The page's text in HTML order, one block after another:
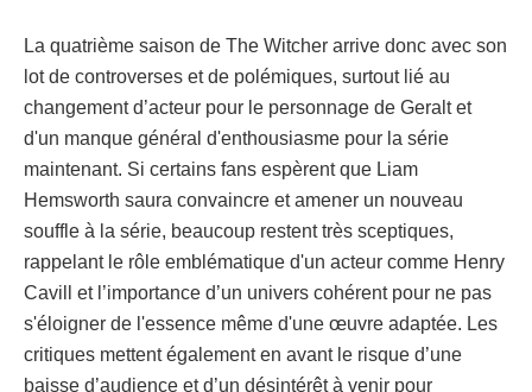
La quatrième saison de The Witcher arrive donc avec son
lot de controverses et de polémiques, surtout lié au
changement d’acteur pour le personnage de Geralt et
d'un manque général d'enthousiasme pour la série
maintenant. Si certains fans espèrent que Liam
Hemsworth saura convaincre et amener un nouveau
souffle à la série, beaucoup restent très sceptiques,
rappelant le rôle emblématique d'un acteur comme Henry
Cavill et l’importance d’un univers cohérent pour ne pas
s'éloigner de l'essence même d'une œuvre adaptée. Les
critiques mettent également en avant le risque d’une
baisse d’audience et d’un désintérêt à venir pour